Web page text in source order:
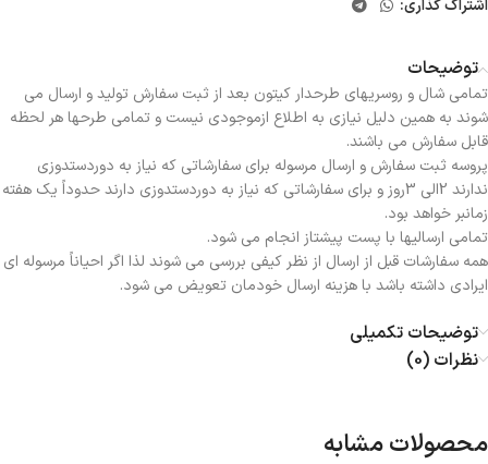
اشتراک گذاری:
توضیحات
تمامی شال و روسریهای طرحدار کیتون بعد از ثبت سفارش تولید و ارسال می
شوند به همین دلیل نیازی به اطلاع ازموجودی نیست و تمامی طرحها هر لحظه
قابل سفارش می باشند.
پروسه ثبت سفارش و ارسال مرسوله برای سفارشاتی که نیاز به دوردستدوزی
ندارند 2الی 3روز و برای سفارشاتی که نیاز به دوردستدوزی دارند حدوداً یک هفته
زمانبر خواهد بود.
تمامی ارسالیها با پست پیشتاز انجام می شود.
همه سفارشات قبل از ارسال از نظر کیفی بررسی می شوند لذا اگر احیاناً مرسوله ای
ایرادی داشته باشد با هزینه ارسال خودمان تعویض می شود.
توضیحات تکمیلی
نظرات (0)
محصولات مشابه